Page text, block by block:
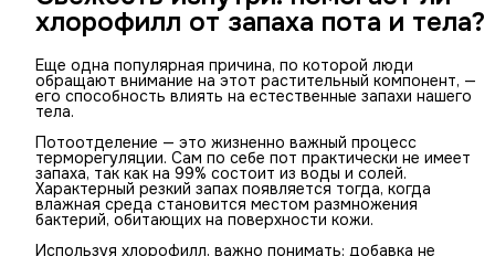
хлорофилл от запаха пота и тела?
Еще одна популярная причина, по которой люди
обращают внимание на этот растительный компонент, —
его способность влиять на естественные запахи нашего
тела.
Потоотделение — это жизненно важный процесс
терморегуляции. Сам по себе пот практически не имеет
запаха, так как на 99% состоит из воды и солей.
Характерный резкий запах появляется тогда, когда
влажная среда становится местом размножения
бактерий, обитающих на поверхности кожи.
Используя хлорофилл, важно понимать: добавка не